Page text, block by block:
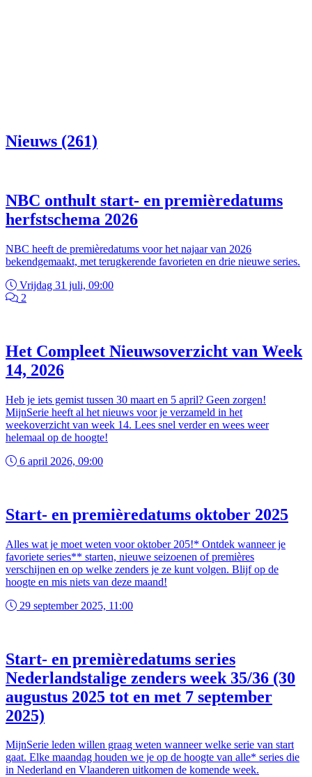
Nieuws (261)
NBC onthult start- en premièredatums
herfstschema 2026
NBC heeft de premièredatums voor het najaar van 2026
bekendgemaakt, met terugkerende favorieten en drie nieuwe series.
Vrijdag 31 juli, 09:00
2
Het Compleet Nieuwsoverzicht van Week
14, 2026
Heb je iets gemist tussen 30 maart en 5 april? Geen zorgen!
MijnSerie heeft al het nieuws voor je verzameld in het
weekoverzicht van week 14. Lees snel verder en wees weer
helemaal op de hoogte!
6 april 2026, 09:00
Start- en premièredatums oktober 2025
Alles wat je moet weten voor oktober 205!* Ontdek wanneer je
favoriete series** starten, nieuwe seizoenen of premières
verschijnen en op welke zenders je ze kunt volgen. Blijf op de
hoogte en mis niets van deze maand!
29 september 2025, 11:00
Start- en premièredatums series
Nederlandstalige zenders week 35/36 (30
augustus 2025 tot en met 7 september
2025)
MijnSerie leden willen graag weten wanneer welke serie van start
gaat. Elke maandag houden we je op de hoogte van alle* series die
in Nederland en Vlaanderen uitkomen de komende week.